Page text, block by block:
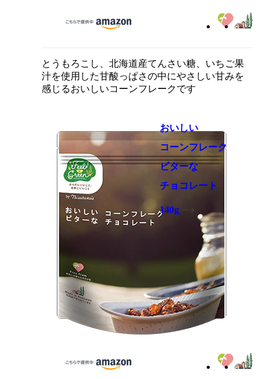
とうもろこし、北海道産てんさい糖、いちご果
汁を使用した甘酸っぱさの中にやさしい甘みを
感じるおいしいコーンフレークです
おいしい
コーンフレーク
ビターな
チョコレート
140g